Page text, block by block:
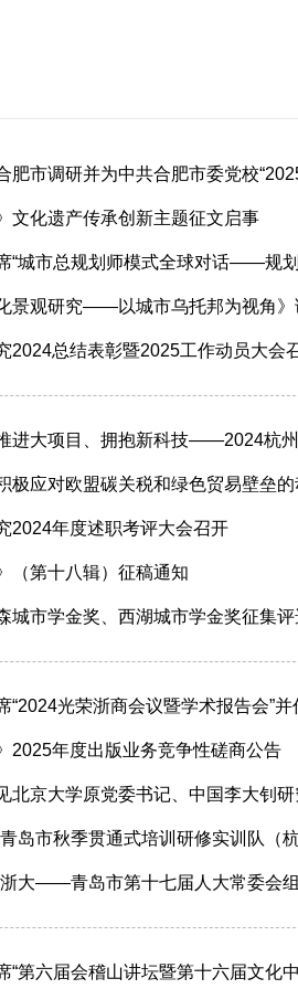
肥市调研并为中共合肥市委党校
文化遗产传承创新主题征文启事
“城市总规划师模式全球对话——规
景观研究——以城市乌托邦为视角》
2024总结表彰暨2025工作动员大会
进大项目、拥抱新科技——2024杭
极应对欧盟碳关税和绿色贸易壁垒
2024年度述职考评大会召开
（第十八辑）征稿通知
城市学金奖、西湖城市学金奖征集
“2024光荣浙商会议暨学术报告会”
2025年度出版业务竞争性磋商公告
北京大学原党委书记、中国李大钊
岛市秋季贯通式培训研修实训队（
浙大——青岛市第十七届人大常委会
“第六届会稽山讲坛暨第十六届文化